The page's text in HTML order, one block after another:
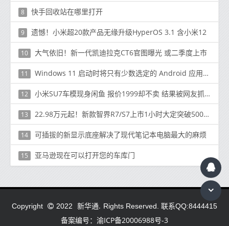
8 快手回收站在哪里打开
9 遗憾！小米超20款产品无缘升级HyperOS 3.1 含小米12
10 大气依旧！新一代凯迪拉克CT6官图曝光 或二季度上市
11 Windows 11 启动时将只有少数选定的 Android 应用程序
12 小米SU7车模现身闲鱼 报价1999却不卖 结果被网友抓包
13 22.98万元起！新款智界R7/S7上市1小时大定突破5000台
14 可插拔的新显示底座解决了现代笔记本电脑最大的麻烦
15 亚马逊现在可以打开您的车库门
Copyright 2022 新华通. Rights Reserved. 联系QQ:8444415
备案编号：渝ICP备20006988号-3